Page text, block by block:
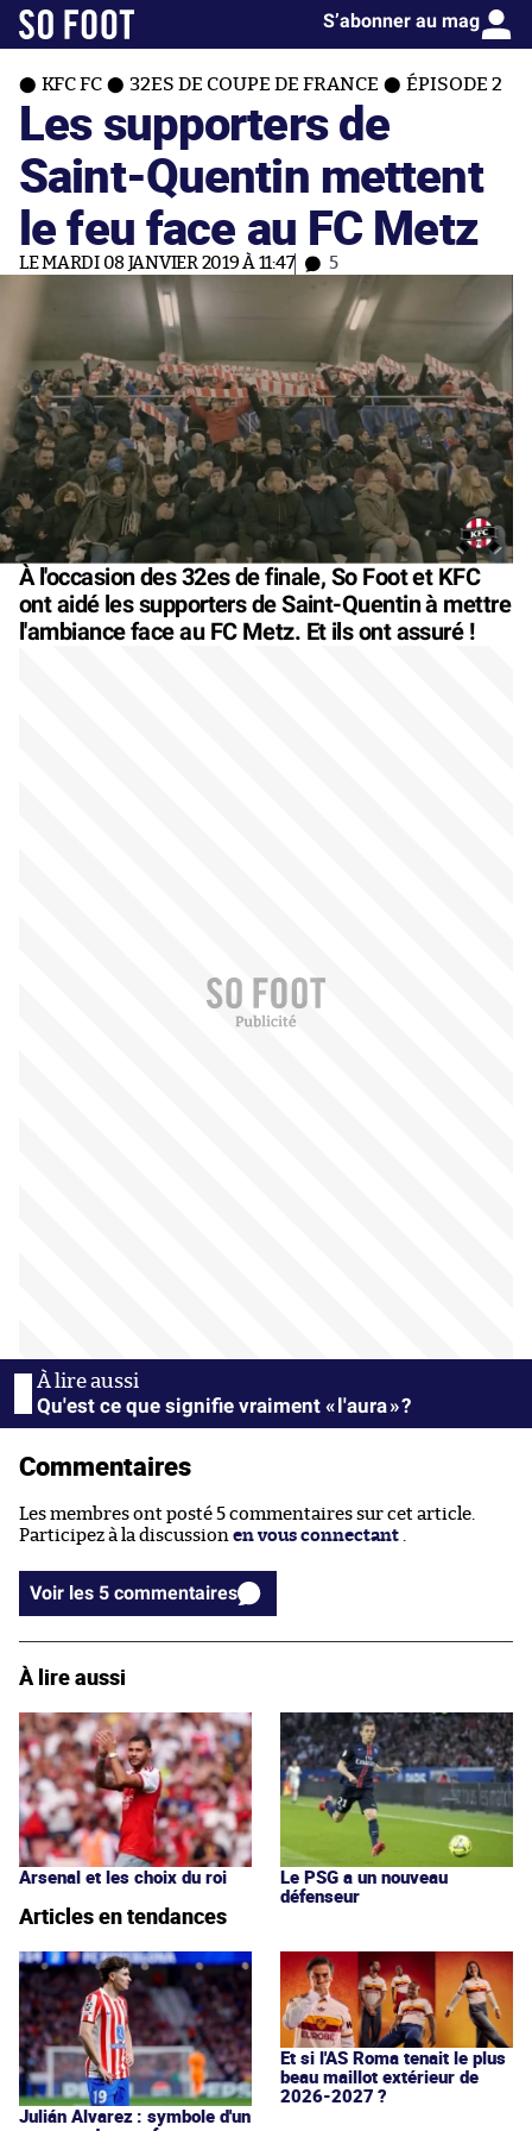
S’abonner au mag
KFC FC 32ES DE COUPE DE FRANCE ÉPISODE 2
Les supporters de
Saint-Quentin mettent
le feu face au FC Metz
LE MARDI 08 JANVIER 2019 À 11:47 5
À l'occasion des 32es de finale, So Foot et KFC
ont aidé les supporters de Saint-Quentin à mettre
l'ambiance face au FC Metz. Et ils ont assuré !
Qu'est ce que signifie vraiment « l'aura » ?
Commentaires
Les membres ont posté 5 commentaires sur cet article.
Participez à la discussion en vous connectant
Voir les 5 commentaires
À lire aussi
Arsenal et les choix du roi
Le PSG a un nouveau
défenseur
Articles en tendances
Julián Alvarez : symbole d'un
Et si l'AS Roma tenait le plus
beau maillot extérieur de
2026-2027 ?